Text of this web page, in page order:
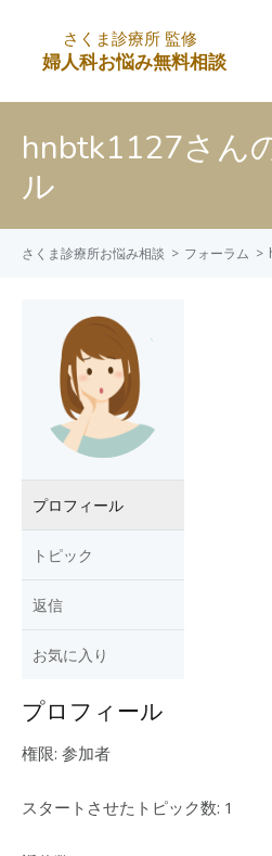
hnbtk1127さん
ル
さくま診療所お悩み相談 フォーラム
プロフィール
トピック
返信
お気に入り
プロフィール
権限: 参加者
スタートさせたトピック数: 1